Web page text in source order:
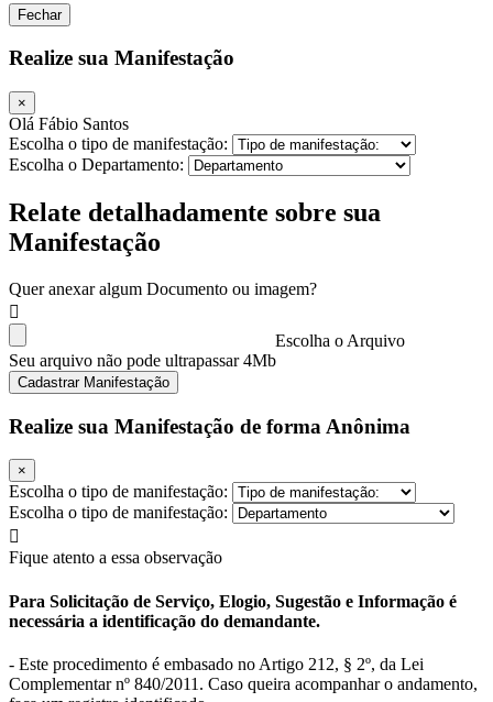
Fechar
Realize sua Manifestação
×
Olá Fábio Santos
Escolha o tipo de manifestação:
Escolha o Departamento:
Relate detalhadamente sobre sua
Manifestação
Quer anexar algum Documento ou imagem?
Escolha o Arquivo
Seu arquivo não pode ultrapassar 4Mb
Cadastrar Manifestação
Realize sua Manifestação de forma Anônima
×
Escolha o tipo de manifestação:
Escolha o tipo de manifestação:
Fique atento a essa observação
Para Solicitação de Serviço, Elogio, Sugestão e Informação é
necessária a identificação do demandante.
- Este procedimento é embasado no Artigo 212, § 2º, da Lei
Complementar nº 840/2011. Caso queira acompanhar o andamento,